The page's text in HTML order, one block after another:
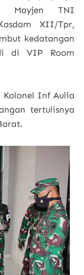
Mayjen TNI
XII/Tpr,
kedatangan
di VIP Room
Inf Aulia
tertulisnya